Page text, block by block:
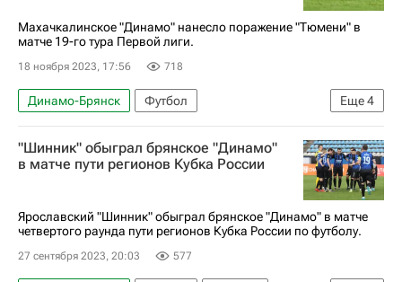
Махачкалинское "Динамо" нанесло поражение "Тюмени" в
матче 19-го тура Первой лиги.
18 ноября 2023, 17:56 718
Еще4
Динамо-Брянск
Футбол
Сослан Кагермазов
Денис Самойлов
Сердер Сердеров
Первая лига
"Шинник" обыграл брянское "Динамо"
в матче пути регионов Кубка России
Ярославский "Шинник" обыграл брянское "Динамо" в матче
четвертого раунда пути регионов Кубка России по футболу.
27 сентября 2023, 20:03 577